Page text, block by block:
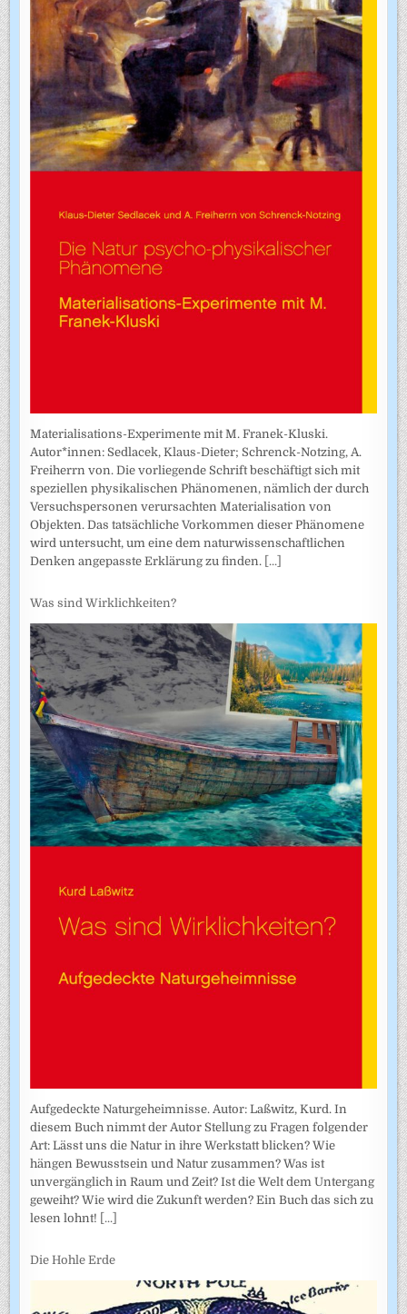
Materialisations-Experimente mit M. Franek-Kluski.
Autor*innen: Sedlacek, Klaus-Dieter; Schrenck-Notzing, A.
Freiherrn von. Die vorliegende Schrift beschäftigt sich mit
speziellen physikalischen Phänomenen, nämlich der durch
Versuchspersonen verursachten Materialisation von
Objekten. Das tatsächliche Vorkommen dieser Phänomene
wird untersucht, um eine dem naturwissenschaftlichen
Denken angepasste Erklärung zu finden. [...]
Was sind Wirklichkeiten?
Aufgedeckte Naturgeheimnisse. Autor: Laßwitz, Kurd. In
diesem Buch nimmt der Autor Stellung zu Fragen folgender
Art: Lässt uns die Natur in ihre Werkstatt blicken? Wie
hängen Bewusstsein und Natur zusammen? Was ist
unvergänglich in Raum und Zeit? Ist die Welt dem Untergang
geweiht? Wie wird die Zukunft werden? Ein Buch das sich zu
lesen lohnt! [...]
Die Hohle Erde